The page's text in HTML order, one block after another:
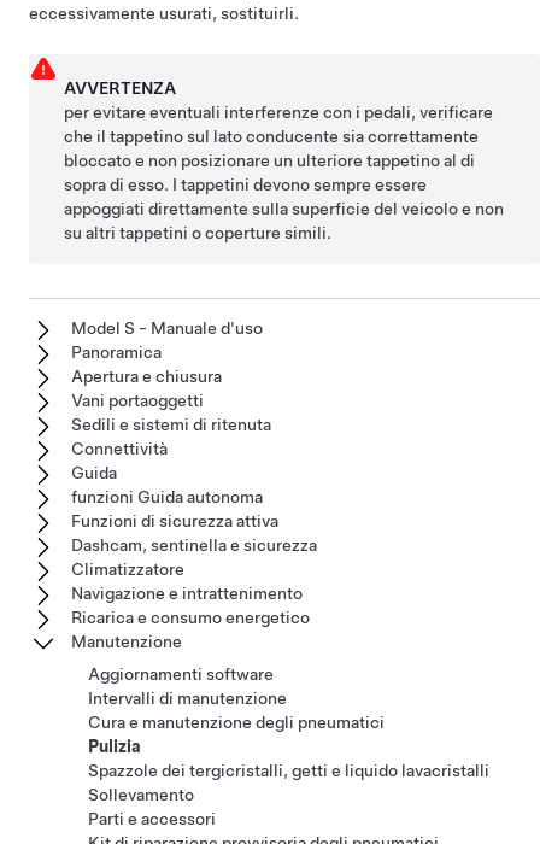
eccessivamente usurati, sostituirli.
AVVERTENZA
per evitare eventuali interferenze con i pedali, verificare
che il tappetino sul lato conducente sia correttamente
bloccato e non posizionare un ulteriore tappetino al di
sopra di esso. I tappetini devono sempre essere
appoggiati direttamente sulla superficie del veicolo e non
su altri tappetini o coperture simili.
Model S - Manuale d'uso
Panoramica
Apertura e chiusura
Vani portaoggetti
Sedili e sistemi di ritenuta
Connettività
Guida
funzioni Guida autonoma
Funzioni di sicurezza attiva
Dashcam, sentinella e sicurezza
Climatizzatore
Navigazione e intrattenimento
Ricarica e consumo energetico
Manutenzione
Aggiornamenti software
Intervalli di manutenzione
Cura e manutenzione degli pneumatici
Pulizia
Spazzole dei tergicristalli, getti e liquido lavacristalli
Sollevamento
Parti e accessori